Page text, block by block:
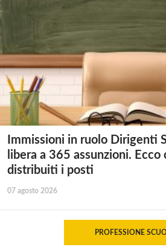
Immissioni in ruolo Dirigenti
libera a 365 assunzioni. Ecco
distribuiti i posti
07 agosto 2026
PROFESSIONE